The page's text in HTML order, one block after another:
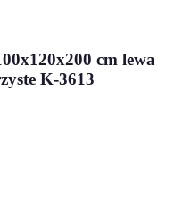
cm lewa
K-3613